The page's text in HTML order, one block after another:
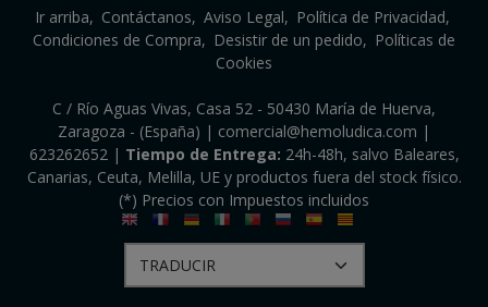
Ir arriba Contáctanos Aviso Legal
Política de Privacidad
Condiciones de Compra
Desistir de un pedido
Políticas de
Cookies
C / Río Aguas Vivas, Casa 52 - 50430 María de Huerva,
Zaragoza - (España) | comercial@hemoludica.com |
623262652| Tiempo de Entrega: 24h-48h, salvo Baleares,
Canarias, Ceuta, Melilla, UE y productos fuera del stock físico.
(*) Precios con Impuestos incluidos